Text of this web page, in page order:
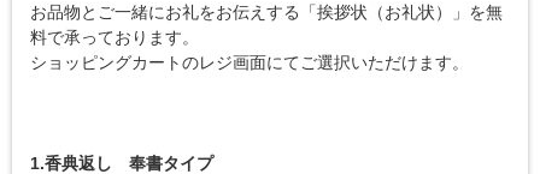
お品物とご一緒にお礼をお伝えする「挨拶状（お礼状）」を無
料で承っております。
ショッピングカートのレジ画面にてご選択いただけます。
1.香典返し 奉書タイプ